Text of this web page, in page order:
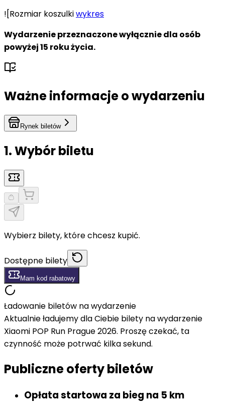
![Rozmiar koszulkiwykres
Wydarzenie przeznaczone wyłącznie dla osób
powyżej 15 roku życia.
Ważne informacje o wydarzeniu
Rynek biletów
1. Wybór biletu
Wybierz bilety, które chcesz kupić.
Dostępne bilety
Mam kod rabatowy
Ładowanie biletów na wydarzenie
Aktualnie ładujemy dla Ciebie bilety na wydarzenie
Xiaomi POP Run Prague 2026. Proszę czekać, ta
czynność może potrwać kilka sekund.
Publiczne oferty biletów
Opłata startowa za bieg na 5 km